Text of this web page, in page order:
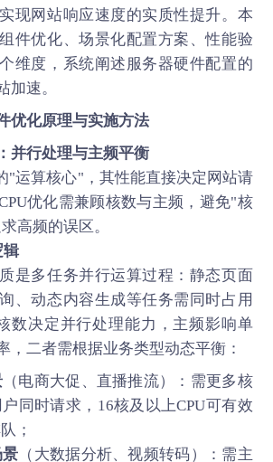
现网站响应速度的实质性提升。本
件优化、场景化配置方案、性能验
维度，系统阐述服务器硬件配置的
加速。
优化原理与实施方法
并行处理与主频平衡
"运算核心"，其性能直接决定网站请
优化需兼顾核数与主频，避免"核
高频的误区。
辑
是多任务并行运算过程：静态页面
、动态内容生成等任务需同时占用
数决定并行处理能力，主频影响单
，二者需根据业务类型动态平衡：
（电商大促、直播推流）：需更多核
同时请求，16核及以上CPU可有效
；
（大数据分析、视频转码）：需主